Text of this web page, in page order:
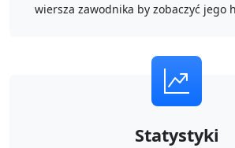
wiersza zawodnika by zobaczyć jego
Statystyki